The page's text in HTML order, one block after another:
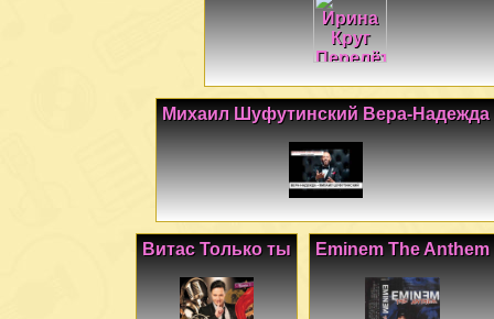
Михаил Шуфутинский Вера-Надежда
Eminem The Anthem
Витас Только ты